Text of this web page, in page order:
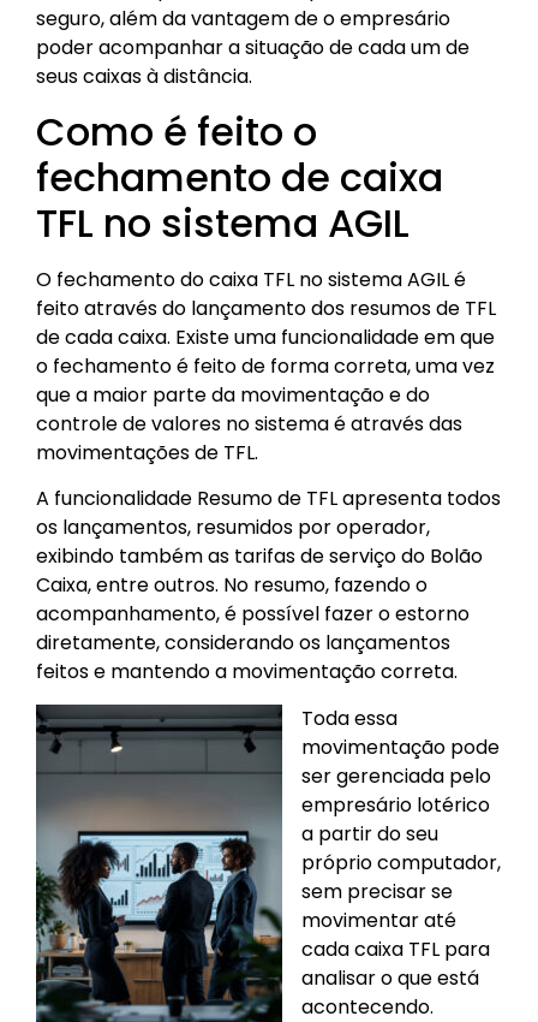
seguro, além da vantagem de o empresário
poder acompanhar a situação de cada um de
seus caixas à distância.
Como é feito o
fechamento de caixa
TFL no sistema AGIL
O fechamento do caixa TFL nosistema AGILé
feito através do lançamento dos resumos de TFL
de cada caixa. Existe uma funcionalidade em que
o fechamento é feito de forma correta, uma vez
que a maior parte da movimentação e do
controle de valores no sistema é através das
movimentações de TFL.
A funcionalidade Resumo de TFL apresenta todos
os lançamentos, resumidos por operador,
exibindo também as tarifas de serviço do Bolão
Caixa, entre outros. No resumo, fazendo o
acompanhamento, é possível fazer o estorno
diretamente, considerando os lançamentos
feitos e mantendo a movimentação correta.
Toda essa
movimentação pode
ser gerenciada pelo
empresário lotérico
a partir do seu
próprio computador,
sem precisar se
movimentar até
cada caixa TFL para
analisar o que está
acontecendo.